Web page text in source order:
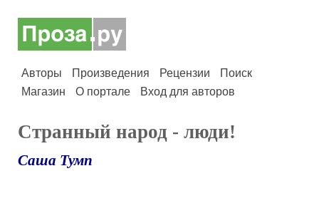
Авторы Произведения Рецензии
Поиск
Магазин
О портале Вход для авторов
Странный народ - люди!
Саша Тумп